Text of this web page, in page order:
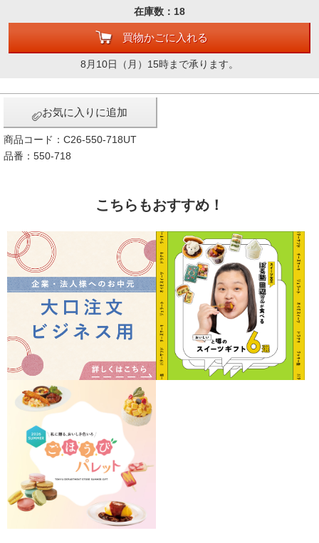
在庫数：18
買物かごに入れる
8月10日（月）15時まで承ります。
お気に入りに追加
商品コード：C26-550-718UT
品番：550-718
こちらもおすすめ！